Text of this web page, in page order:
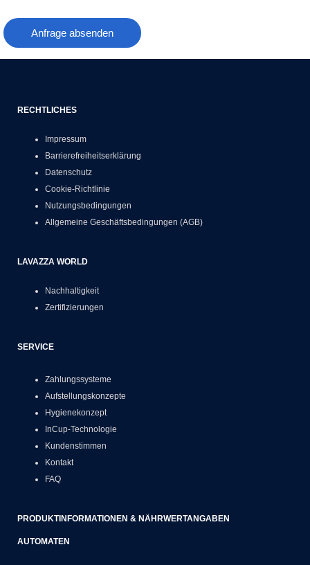
Anfrage absenden
RECHTLICHES
Impressum
Barrierefreiheitserklärung
Datenschutz
Cookie-Richtlinie
Nutzungsbedingungen
Allgemeine Geschäftsbedingungen (AGB)
LAVAZZA WORLD
Nachhaltigkeit
Zertifizierungen
SERVICE
Zahlungssysteme
Aufstellungskonzepte
Hygienekonzept
InCup-Technologie
Kundenstimmen
Kontakt
FAQ
PRODUKTINFORMATIONEN & NÄHRWERTANGABEN
AUTOMATEN